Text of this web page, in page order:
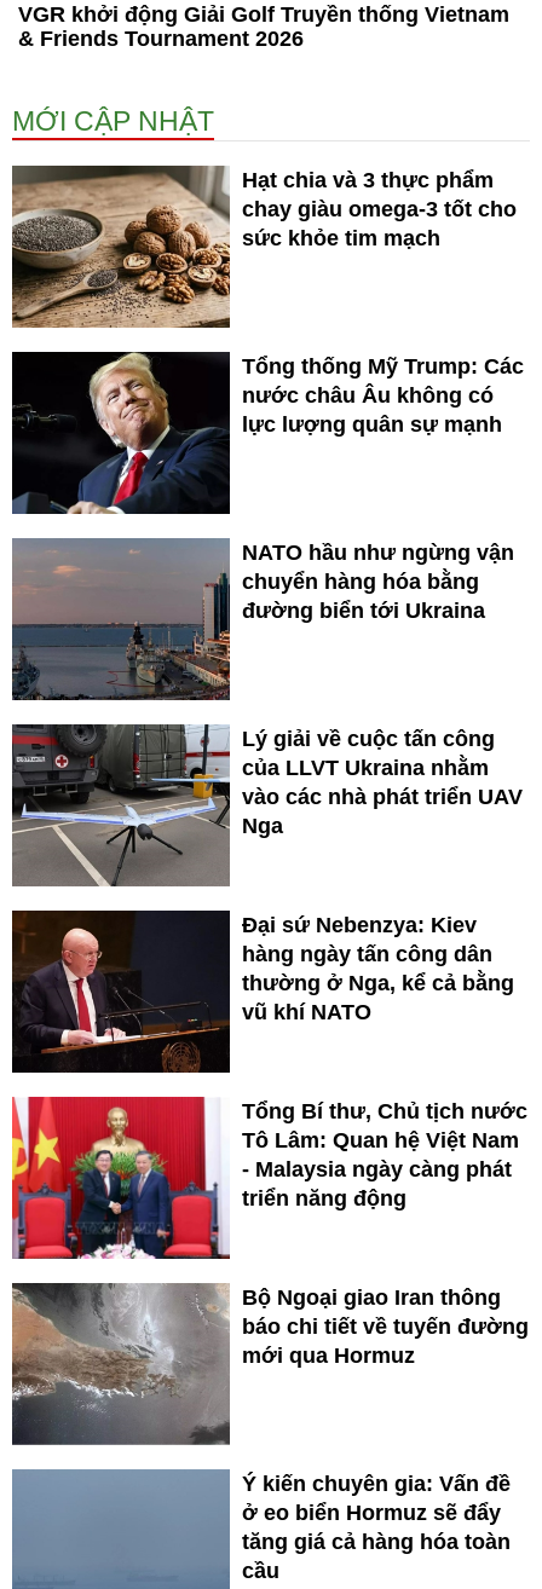
VGR khởi động Giải Golf Truyền thống Vietnam
& Friends Tournament 2026
MỚI CẬP NHẬT
Hạt chia và 3 thực phẩm
chay giàu omega-3 tốt cho
sức khỏe tim mạch
Tổng thống Mỹ Trump: Các
nước châu Âu không có
lực lượng quân sự mạnh
NATO hầu như ngừng vận
chuyển hàng hóa bằng
đường biển tới Ukraina
Lý giải về cuộc tấn công
của LLVT Ukraina nhằm
vào các nhà phát triển UAV
Nga
Đại sứ Nebenzya: Kiev
hàng ngày tấn công dân
thường ở Nga, kể cả bằng
vũ khí NATO
Tổng Bí thư, Chủ tịch nước
Tô Lâm: Quan hệ Việt Nam
- Malaysia ngày càng phát
triển năng động
Bộ Ngoại giao Iran thông
báo chi tiết về tuyến đường
mới qua Hormuz
Ý kiến chuyên gia: Vấn đề
ở eo biển Hormuz sẽ đẩy
tăng giá cả hàng hóa toàn
cầu